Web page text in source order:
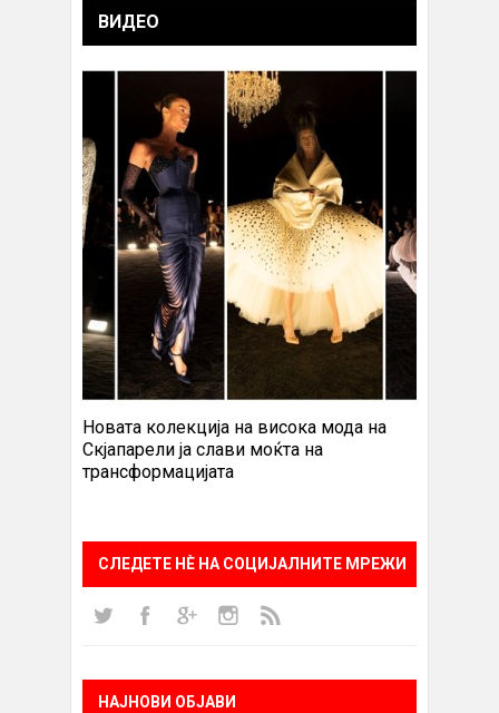
ВИДЕО
Новата колекција на висока мода на
Скјапарели ја слави моќта на
трансформацијата
СЛЕДЕТЕ НÈ НА СОЦИЈАЛНИТЕ МРЕЖИ
НАЈНОВИ ОБЈАВИ